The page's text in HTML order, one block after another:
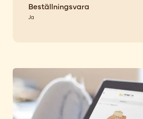
Beställningsvara
Ja